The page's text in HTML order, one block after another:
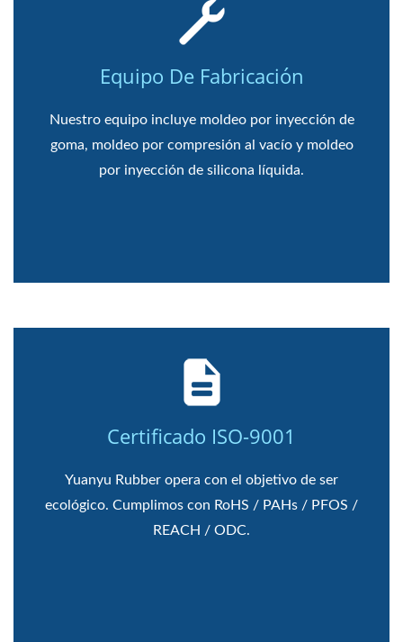
Equipo De Fabricación
Nuestro equipo incluye moldeo por inyección de
goma, moldeo por compresión al vacío y moldeo
por inyección de silicona líquida.
Certificado ISO-9001
Yuanyu Rubber opera con el objetivo de ser
ecológico. Cumplimos con RoHS / PAHs / PFOS /
REACH / ODC.